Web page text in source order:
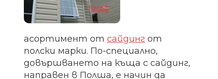
асортимент отсайдинг от
полски марки. По-специално,
довършването на къща с сайдинг,
направен в Полша, е начин да